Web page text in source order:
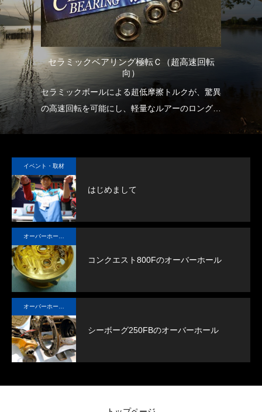
セラミックベアリング極転Ｃ（超高速回転
向）
セラミックボールによる超低摩擦トルクが、驚異
の高速回転を可能にし、軽量なルアーのロングキ
い者勝ちの釣りに大きなアドバンテージをもたら
します。
イベント・取材
はじめまして
コンクエスト800Fのオーバーホール
シーボーグ250FBのオーバーホール